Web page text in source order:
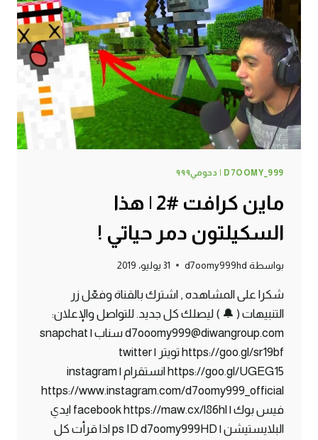
البيت
الجديد
!
D7OOMY_999 | دحومي٩٩٩
ماين كرافت #2 | هذا
السكيلتون دمر حياتي !
بواسطة d7oomy999hd 31 يوليو، 2019
شكرا على المشاهده , اشترك بالقناة وفعّل زر
التنبيهات ( 🔔 ) ليصلك كل جديد. للتواصل والإعلان:
d7ooomy999@diwangroup.com سناب | snapchat
https://goo.gl/sr19bf تويتر | twitter
https://goo.gl/UGEG15 انستقرام | instagram
https://www.instagram.com/d7oomy999_official
فيس بوك | facebook https://maw.cx/l86hl ايدي
البلايستيشن | ps ID d7oomy999HD اذا قرأت كل